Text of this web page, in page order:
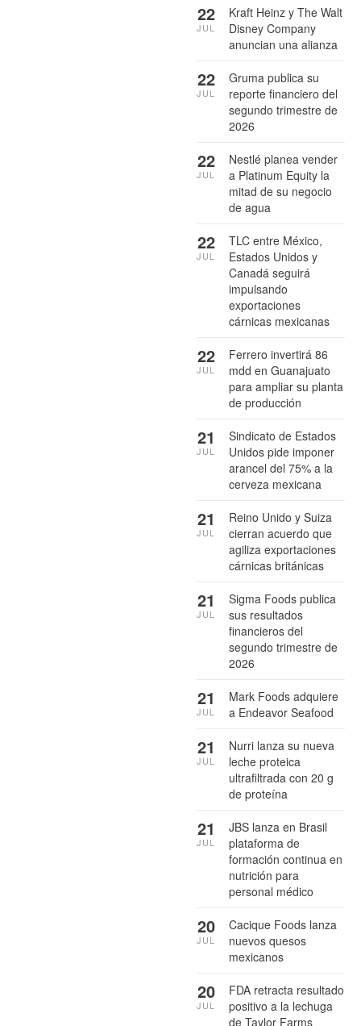
Kraft Heinz y The Walt
Disney Company
anuncian una alianza
22
JUL
Gruma publica su
reporte financiero del
segundo trimestre de
2026
22
JUL
Nestlé planea vender
a Platinum Equity la
mitad de su negocio
de agua
22
JUL
TLC entre México,
Estados Unidos y
Canadá seguirá
impulsando
exportaciones
cárnicas mexicanas
22
JUL
Ferrero invertirá 86
mdd en Guanajuato
para ampliar su planta
de producción
22
JUL
Sindicato de Estados
Unidos pide imponer
arancel del 75% a la
cerveza mexicana
21
JUL
Reino Unido y Suiza
cierran acuerdo que
agiliza exportaciones
cárnicas británicas
21
JUL
Sigma Foods publica
sus resultados
financieros del
segundo trimestre de
2026
21
JUL
Mark Foods adquiere
a Endeavor Seafood
21
JUL
Nurri lanza su nueva
leche proteica
ultrafiltrada con 20 g
de proteína
21
JUL
JBS lanza en Brasil
plataforma de
formación continua en
nutrición para
personal médico
21
JUL
Cacique Foods lanza
nuevos quesos
mexicanos
20
JUL
FDA retracta resultado
positivo a la lechuga
de Taylor Farms
20
JUL